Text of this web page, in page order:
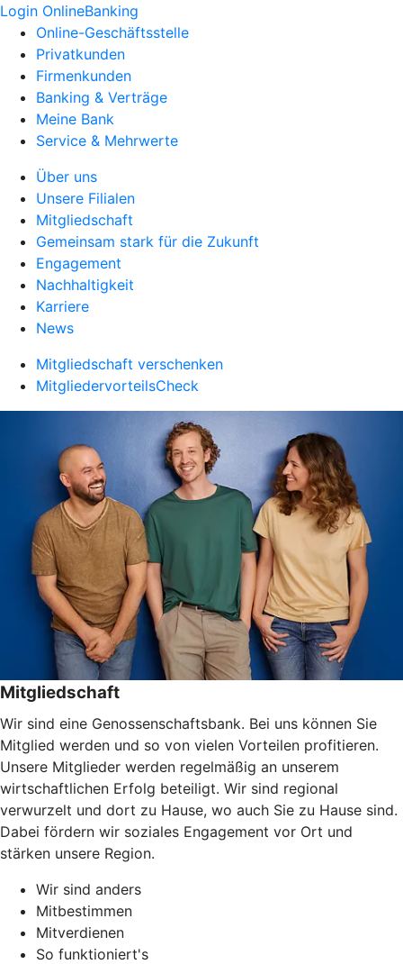
Login OnlineBanking
Online-Geschäftsstelle
Privatkunden
Firmenkunden
Banking & Verträge
Meine Bank
Service & Mehrwerte
Über uns
Unsere Filialen
Mitgliedschaft
Gemeinsam stark für die Zukunft
Engagement
Nachhaltigkeit
Karriere
News
Mitgliedschaft verschenken
MitgliedervorteilsCheck
Mitgliedschaft
Wir sind eine Genossenschaftsbank. Bei uns können Sie
Mitglied werden und so von vielen Vorteilen profitieren.
Unsere Mitglieder werden regelmäßig an unserem
wirtschaftlichen Erfolg beteiligt. Wir sind regional
verwurzelt und dort zu Hause, wo auch Sie zu Hause sind.
Dabei fördern wir soziales Engagement vor Ort und
stärken unsere Region.
Wir sind anders
Mitbestimmen
Mitverdienen
So funktioniert's